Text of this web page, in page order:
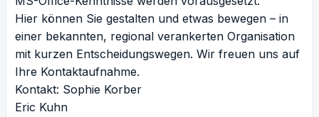
Hier können Sie gestalten und etwas bewegen – in
einer bekannten, regional verankerten Organisation
mit kurzen Entscheidungswegen. Wir freuen uns auf
Ihre Kontaktaufnahme.
Kontakt: Sophie Korber
Eric Kuhn